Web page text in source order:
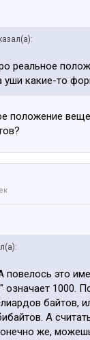
реальное
уши какие-то
положение
повелось это
означает 1000.
байтов,
А
же,